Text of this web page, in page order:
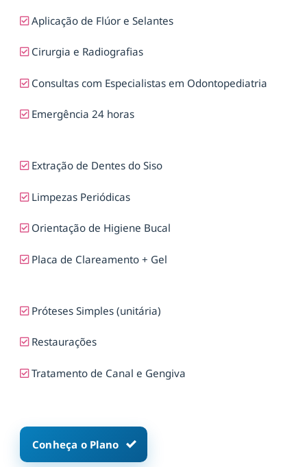
Aplicação de Flúor e Selantes
Cirurgia e Radiografias
Consultas com Especialistas em Odontopediatria
Emergência 24 horas
Extração de Dentes do Siso
Limpezas Periódicas
Orientação de Higiene Bucal
Placa de Clareamento + Gel
Próteses Simples (unitária)
Restaurações
Tratamento de Canal e Gengiva
Conheça o Plano